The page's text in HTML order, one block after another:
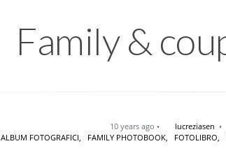
Family &
10 years ago lucreziasen
ALBUM FOTOGRAFICI, FAMILY PHOTOBOOK, FOTOLIBRO,